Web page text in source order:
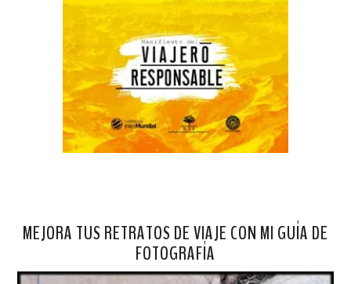
MEJORA TUS RETRATOS DE VIAJE CON MI GUÍA DE
FOTOGRAFÍA